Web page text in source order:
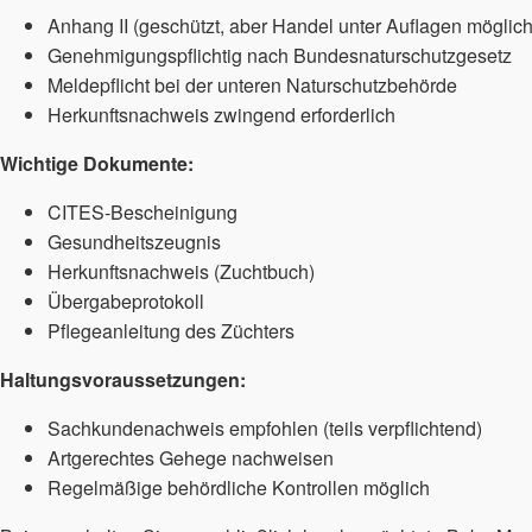
Anhang II (geschützt, aber Handel unter Auflagen
Genehmigungspflichtig nach Bundesnaturschutzgesetz
Meldepflicht bei der unteren Naturschutzbehörde
Herkunftsnachweis zwingend erforderlich
Wichtige Dokumente:
CITES-Bescheinigung
Gesundheitszeugnis
Herkunftsnachweis (Zuchtbuch)
Übergabeprotokoll
Pflegeanleitung des Züchters
Haltungsvoraussetzungen:
Sachkundenachweis empfohlen (teils verpflichtend)
Artgerechtes Gehege nachweisen
Regelmäßige behördliche Kontrollen möglich